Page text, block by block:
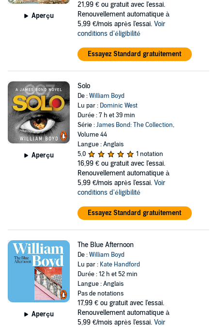
Aperçu
21,99 € ou gratuit avec l'essai.
Renouvellement automatique à
5,99 €/mois après l'essai. Voir
conditions d'éligibilité
Essayez Standard gratuitement
Aperçu
Solo
De :William Boyd
Lu par : Dominic West
Durée : 7 h et 39 min
Série :James Bond: The Collection,
Volume 44
Langue : Anglais
5,0
1 notation
16,99 € ou gratuit avec l'essai.
Renouvellement automatique à
5,99 €/mois après l'essai. Voir
conditions d'éligibilité
Essayez Standard gratuitement
Aperçu
The Blue Afternoon
De :William Boyd
Lu par : Kate Handford
Durée : 12 h et 52 min
Langue : Anglais
Pas de notations
17,99 € ou gratuit avec l'essai.
Renouvellement automatique à
5,99 €/mois après l'essai. Voir